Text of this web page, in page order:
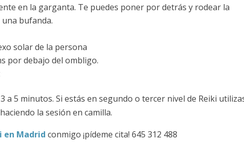
en la garganta. Te puedes poner por detrás y rodear la
bufanda.
solar de la persona
por debajo del ombligo.
a 5 minutos. Si estás en segundo o tercer nivel de Reiki
la sesión en camilla.
en Madrid conmigo ¡pídeme cita! 645 312 488